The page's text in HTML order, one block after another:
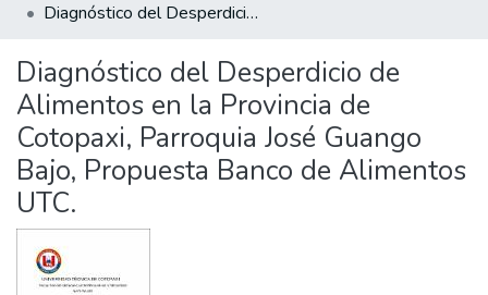
Statistics
Diagnóstico del Desperdicio de Alimentos en la Provincia de Cotopaxi, Parroquia José Guango Bajo, Propuesta Banco de Alimentos UTC.
Diagnóstico del Desperdicio de
Alimentos en la Provincia de
Cotopaxi, Parroquia José Guango
Bajo, Propuesta Banco de Alimentos
UTC.